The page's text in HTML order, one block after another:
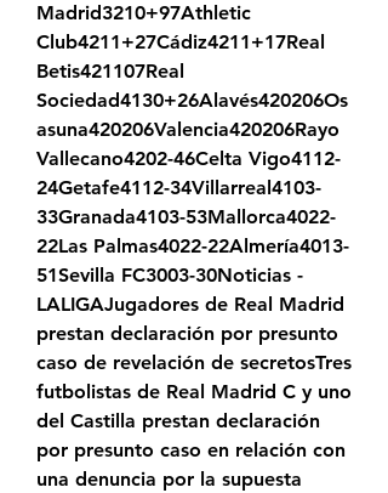
Madrid3210+97Athletic
Club4211+27Cádiz4211+17Real
Betis421107Real
Sociedad4130+26Alavés420206Os
asuna420206Valencia420206Rayo
Vallecano4202-46Celta Vigo4112-
24Getafe4112-34Villarreal4103-
33Granada4103-53Mallorca4022-
22Las Palmas4022-22Almería4013-
51Sevilla FC3003-30Noticias -
LALIGAJugadores de Real Madrid
prestan declaración por presunto
caso de revelación de secretosTres
futbolistas de Real Madrid C y uno
del Castilla prestan declaración
por presunto caso en relación con
una denuncia por la supuesta